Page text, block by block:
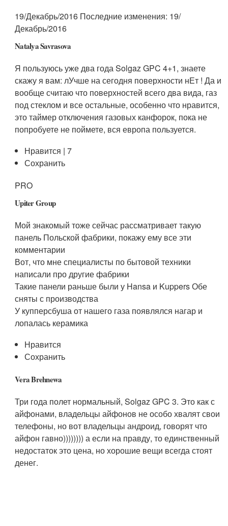
19/Декабрь/2016 Последние изменения: 19/
Декабрь/2016
Natalya Savrasova
Я пользуюсь уже два года Solgaz GPC 4+1, знаете
скажу я вам: лУчше на сегодня поверхности нЕт ! Да и
вообще считаю что поверхностей всего два вида, газ
под стеклом и все остальные, особенно что нравится,
это таймер отключения газовых канфорок, пока не
попробуете не поймете, вся европа пользуется.
Нравится | 7
Сохранить
PRO
Upiter Group
Мой знакомый тоже сейчас рассматривает такую
панель Польской фабрики, покажу ему все эти
комментарии
Вот, что мне специалисты по бытовой техники
написали про другие фабрики
Такие панели раньше были у Hansa и Kuppers Обе
сняты с производства
У купперсбуша от нашего газа появлялся нагар и
лопалась керамика
Нравится
Сохранить
Vera Brehnewa
Три года полет нормальный, Solgaz GPC 3. Это как с
айфонами, владельцы айфонов не особо хвалят свои
телефоны, но вот владельцы андроид, говорят что
айфон гавно)))))))) а если на правду, то единственный
недостаток это цена, но хорошие вещи всегда стоят
денег.